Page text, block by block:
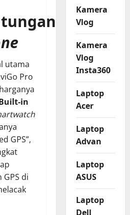
utama
Pro
in
GPS”,
di
Kamera
Vlog
Kamera
Vlog
Insta360
Laptop
Acer
Laptop
Advan
Laptop
ASUS
Laptop
Dell